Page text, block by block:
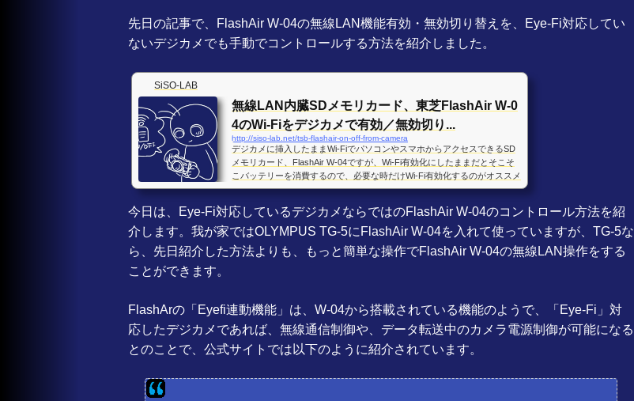
先日の記事で、FlashAir W-04の無線LAN機能有効・無効切り替えを、Eye-Fi対応してい
ないデジカメでも手動でコントロールする方法を紹介しました。
SiSO-LAB
無線LAN内臓SDメモリカード、東芝FlashAir W-0
4のWi-Fiをデジカメで有効／無効切り...
http://siso-lab.net/tsb-flashair-on-off-from-camera
デジカメに挿入したままWi-FiでパソコンやスマホからアクセスできるSD
メモリカード、FlashAir W-04ですが、Wi-Fi有効化にしたままだとそこそ
こバッテリーを消費するので、必要な時だけWi-Fi有効化するのがオススメ
です。FlashAir、無線LAN有効化で消費電力104mWアップ我が家では、OL
す。TG-5は15m防水で水中撮影も可能なタフなデジカメで、しかも４倍ズ
ームなのにワイド側ならばF2.0という明るいレンズを搭載したデジカメで
す。さらにGPSや方位センサ、気温センサーなど...
今日は、Eye-Fi対応しているデジカメならではのFlashAir W-04のコントロール方法を紹
介します。我が家ではOLYMPUS TG-5にFlashAir W-04を入れて使っていますが、TG-5な
ら、先日紹介した方法よりも、もっと簡単な操作でFlashAir W-04の無線LAN操作をする
ことができます。
FlashArの「Eyefi連動機能」は、W-04から搭載されている機能のようで、「Eye-Fi」対
応したデジカメであれば、無線通信制御や、データ転送中のカメラ電源制御が可能になる
とのことで、公式サイトでは以下のように紹介されています。